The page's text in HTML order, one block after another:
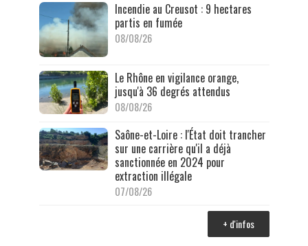
Incendie au Creusot : 9 hectares
partis en fumée
08/08/26
Le Rhône en vigilance orange,
jusqu'à 36 degrés attendus
08/08/26
Saône-et-Loire : l'État doit trancher
sur une carrière qu'il a déjà
sanctionnée en 2024 pour
extraction illégale
07/08/26
+ d'infos